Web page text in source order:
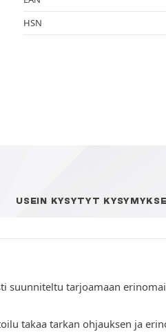
HSN
USEIN KYSYTYT
suunniteltu tarjoamaan
takaa tarkan ohjauksen ja